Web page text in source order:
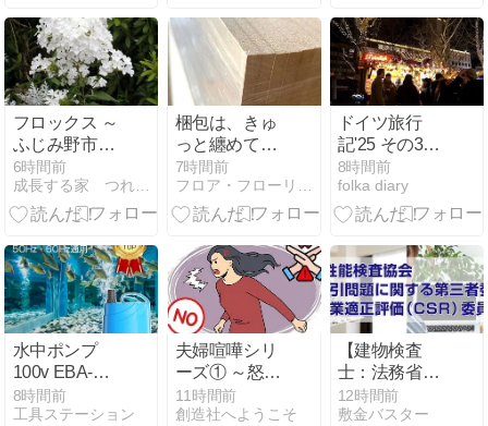
フロックス ～
ふじみ野市福
岡中央公園～
6時間前
成長する家 つれづれ日記
梱包は、きゅ
っと纏めてか
ら。
7時間前
フロア・フローリングのアウトレット建材屋.net＆DIY.…
ドイツ旅行
記'25 その31
＝ドイツ三大
クリスマスマ
ーケット。＝
8時間前
folka diary
水中ポンプ
100v EBA-
1500の使いや
すさ徹底解説
8時間前
工具ステーション
夫婦喧嘩シリ
ーズ① ～怒り
の沸点がちが
う～
11時間前
創造社へようこそ
【建物検査
士：法務省認
証 日本不動産
仲裁機構
12時間前
敷金バスター